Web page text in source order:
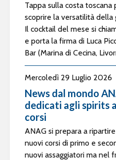
Tappa sulla costa toscana
scoprire la versatilità della
Il cocktail del mese si
e porta la firma di Luca
Bar (Marina di Cecina,
Mercoledì 29 Luglio 2026
News dal mondo
dedicati agli spirits
corsi
ANAG si prepara a
nuovi corsi di primo e
nuovi assaggiatori ma nel